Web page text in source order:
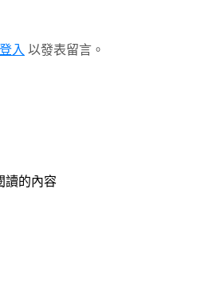
登入 以發表留言。
讀的內容